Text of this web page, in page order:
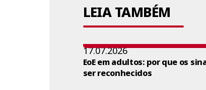
LEIA TAMBÉM
17.07.2026
EoE em adultos: por que os
ser reconhecidos